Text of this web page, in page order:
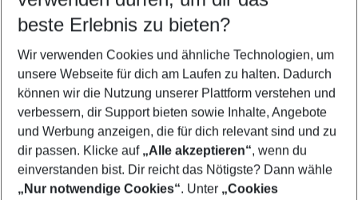
5-8 Nächte
2 Erwachsene Keine Kinder
Mehr Filter anzeigen
beste Erlebnis zu bieten?
Wir verwenden Cookies und ähnliche Technologien, um
unsere Webseite für dich am Laufen zu halten. Dadurch
können wir die Nutzung unserer Plattform verstehen und
verbessern, dir Support bieten sowie Inhalte, Angebote
und Werbung anzeigen, die für dich relevant sind und zu
dir passen. Klicke auf „Alle akzeptieren“, wenn du
einverstanden bist. Dir reicht das Nötigste? Dann wähle
„Nur notwendige Cookies“. Unter „Cookies